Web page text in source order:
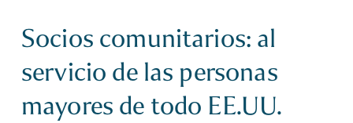
Socios comunitarios: al
servicio de las personas
mayores de todo EE.UU.